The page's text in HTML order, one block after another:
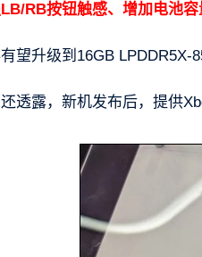
RB按钮触感、增加电池
望升级到16GB LPDDR5X-
透露，新机发布后，提供